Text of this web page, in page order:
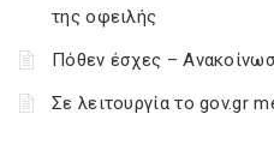
της οφειλής
Πόθεν έσχες –
Σε λειτουργία το gov.gr